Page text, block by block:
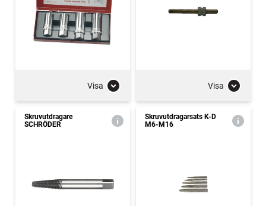
Visa Visa
Skruvutdragare
SCHRÖDER
Skruvutdragarsats K-D
M6-M16